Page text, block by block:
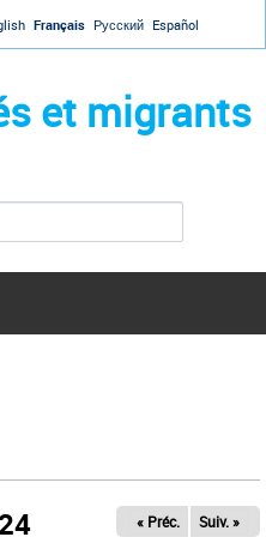
Français Русский Español
et migrants
« Préc. Suiv. »